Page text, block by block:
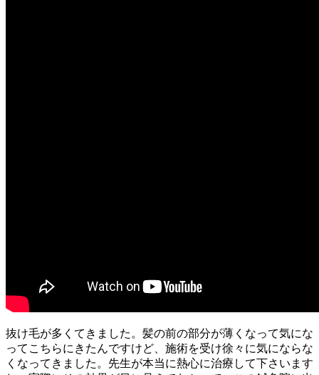
抜け毛が多くてきました。髪の前の部分が薄くなって気にな
ってこちらにきたんですけど、施術を受け徐々に気にならな
くなってきました。先生が本当に熱心に治療して下さいます